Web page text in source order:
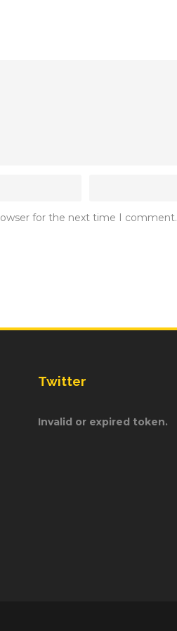
for the next time I comment.
Twitter
Invalid or expired token.